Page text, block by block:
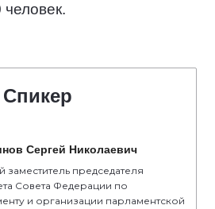
Спикер
Сергей Николаевич
заместитель председателя
Совета Федерации по
и организации парламентской